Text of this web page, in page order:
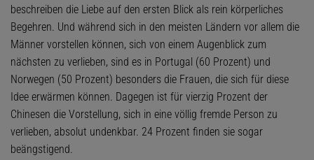
beschreiben die Liebe auf den ersten Blick als rein körperliches
Begehren. Und während sich in den meisten Ländern vor allem die
Männer vorstellen können, sich von einem Augenblick zum
nächsten zu verlieben, sind es in Portugal (60 Prozent) und
Norwegen (50 Prozent) besonders die Frauen, die sich für diese
Idee erwärmen können. Dagegen ist für vierzig Prozent der
Chinesen die Vorstellung, sich in eine völlig fremde Person zu
verlieben, absolut undenkbar. 24 Prozent finden sie sogar
beängstigend.